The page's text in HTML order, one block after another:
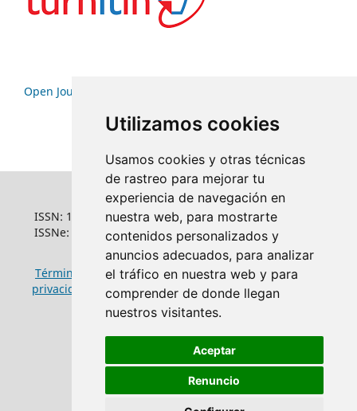
Utilizamos cookies
Usamos cookies y otras técnicas
de rastreo para mejorar tu
experiencia de navegación en
nuestra web, para mostrarte
contenidos personalizados y
anuncios adecuados, para analizar
el tráfico en nuestra web y para
comprender de donde llegan
nuestros visitantes.
Aceptar
Renuncio
Open Journal Systems
ISSN: 1022-6508
ISSNe: 1681-5653
Términos y condiciones de uso|Política de
privacidad
Política de cookies